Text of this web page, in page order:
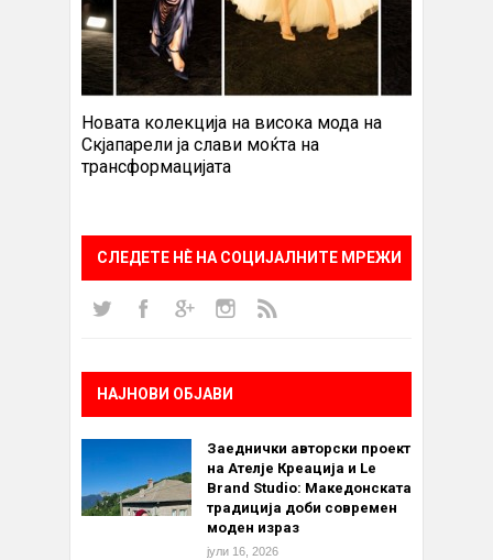
Новата колекција на висока мода на
Скјапарели ја слави моќта на
трансформацијата
СЛЕДЕТЕ НÈ НА СОЦИЈАЛНИТЕ МРЕЖИ
НАЈНОВИ ОБЈАВИ
Заеднички авторски проект
на Ателје Креација и Le
Brand Studio: Македонската
традиција доби современ
моден израз
јули 16, 2026